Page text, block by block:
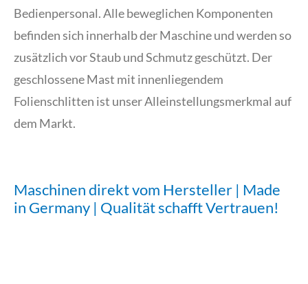
Bedienpersonal. Alle beweglichen Komponenten
befinden sich innerhalb der Maschine und werden so
zusätzlich vor Staub und Schmutz geschützt. Der
geschlossene Mast mit innenliegendem
Folienschlitten ist unser Alleinstellungsmerkmal auf
dem Markt.
Maschinen direkt vom Hersteller | Made
in Germany | Qualität schafft Vertrauen!